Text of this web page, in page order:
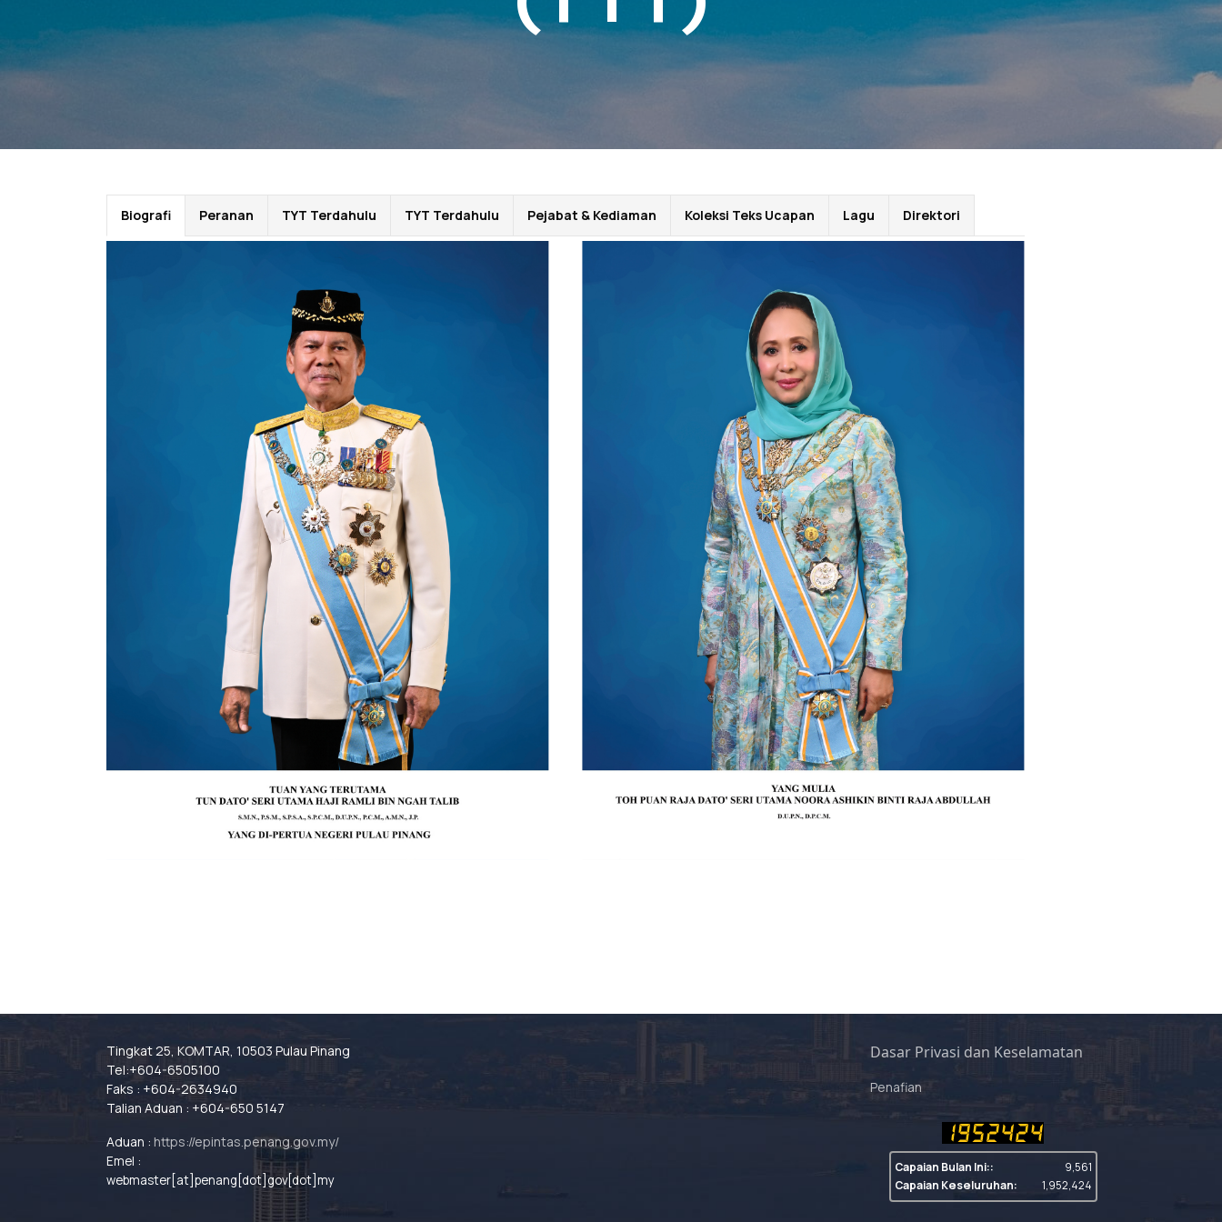
Biografi Peranan TYT Terdahulu TYT Terdahulu Pejabat & Kediaman Koleksi Teks Ucapan Lagu Direktori
Tingkat 25, KOMTAR, 10503 Pulau Pinang
Tel:+604-6505100
Faks : +604-2634940
Talian Aduan : +604-650 5147
Aduan : https://epintas.penang.gov.my/
Emel :
webmaster[at]penang[dot]gov[dot]my
Dasar Privasi dan Keselamatan
Penafian
Capaian Bulan Ini::
9,561
Capaian Keseluruhan:
1,952,424